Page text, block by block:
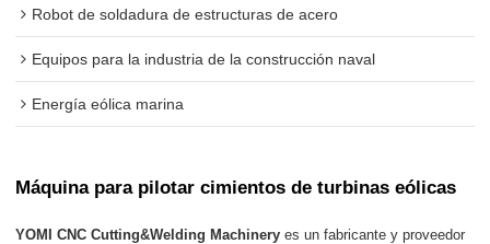
Robot de soldadura de estructuras de acero
Equipos para la industria de la construcción naval
Energía eólica marina
Máquina para pilotar cimientos de turbinas eólicas
YOMI CNC Cutting&Welding Machinery es un fabricante y proveedor